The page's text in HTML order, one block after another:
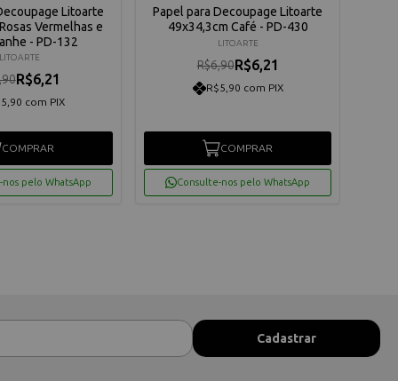
Litoarte
Vermelhas e
- PD-132
LITOARTE
R$6,21
com PIX
COMPRAR
nos pelo WhatsApp
Papel para Decoupage Litoarte
49x34,3cm Café - PD-430
LITOARTE
R$6,90R$6,21
R$5,90 com PIX
COMPRAR
Consulte-nos pelo WhatsApp